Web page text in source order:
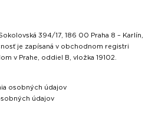
394/17, 186 00 Praha 8 – Karlín,
je zapísaná v obchodnom registri
v Prahe, oddiel B, vložka 19102.
osobných údajov
údajov